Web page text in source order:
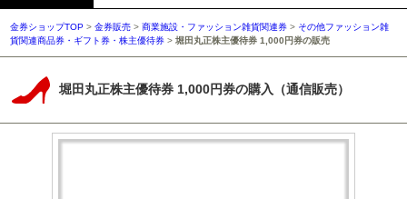
金券ショップTOP >金券販売 >商業施設・ファッション雑貨関連券 > その他ファッション雑
貨関連商品券・ギフト券・株主優待券 >堀田丸正株主優待券 1,000円券の販売
堀田丸正株主優待券 1,000円券の購入（通信販売）